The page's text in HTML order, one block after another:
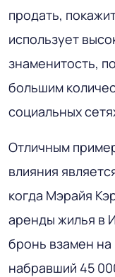
продать,
использует
знаменитость,
большим
социальных
Отличным
влияния
когда Мэрайя
аренды жилья в
бронь взамен на
набравший 45